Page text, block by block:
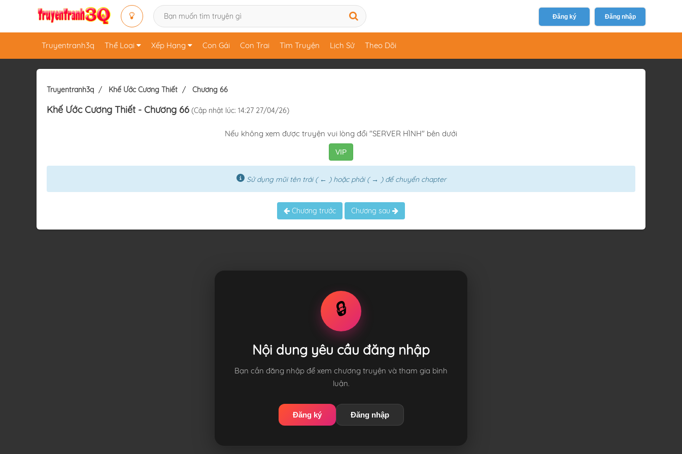
Đăng ký Đăng nhập
Truyentranh3q Thể Loại Xếp Hạng Con Gái Con Trai Tìm Truyện Lịch Sử Theo Dõi
Truyentranh3q Khế Ước Cương Thiết Chương 66
Khế Ước Cương Thiết- Chương 66 (Cập nhật lúc: 14:27 27/04/26)
Nếu không xem được truyện vui lòng đổi "SERVER HÌNH" bên dưới
VIP
Sử dụng mũi tên trái ( ← ) hoặc phải ( → ) để chuyển chapter
Chương trước Chương sau
🔒
Nội dung yêu cầu đăng nhập
Bạn cần đăng nhập để xem chương truyện và tham gia bình
luận.
Đăng ký Đăng nhập